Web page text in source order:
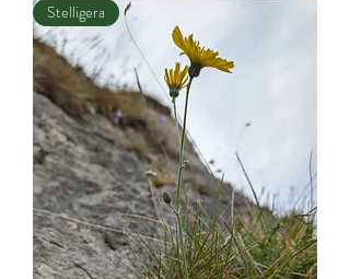
Stelligera